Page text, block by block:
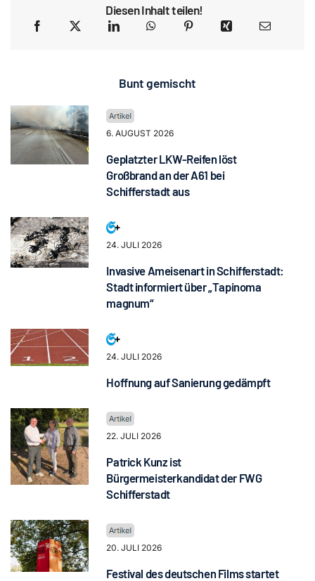
Diesen Inhalt teilen!
Bunt gemischt
6. AUGUST 2026
Geplatzter LKW-Reifen löst
Großbrand an der A61 bei
Schifferstadt aus
24. JULI 2026
Invasive Ameisenart in Schifferstadt:
Stadt informiert über „Tapinoma
magnum“
24. JULI 2026
Hoffnung auf Sanierung gedämpft
22. JULI 2026
Patrick Kunz ist
Bürgermeisterkandidat der FWG
Schifferstadt
20. JULI 2026
Festival des deutschen Films startet